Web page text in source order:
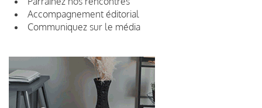
Accompagnement éditorial
Communiquez sur le média